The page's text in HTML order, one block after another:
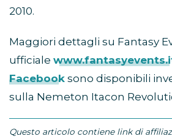
2010.
Maggiori dettagli su Fantasy
ufficiale
Facebook sono disponibili
sulla Nemeton Itacon
Questo articolo contiene link di